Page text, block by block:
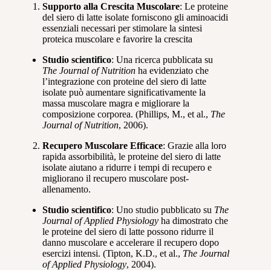
Supporto alla Crescita Muscolare: Le proteine
del siero di latte isolate forniscono gli aminoacidi
essenziali necessari per stimolare la sintesi
proteica muscolare e favorire la crescita
Studio scientifico: Una ricerca pubblicata su
The Journal of Nutrition ha evidenziato che
l’integrazione con proteine del siero di latte
isolate può aumentare significativamente la
massa muscolare magra e migliorare la
composizione corporea. (Phillips, M., et al., The
Journal of Nutrition, 2006).
Recupero Muscolare Efficace: Grazie alla loro
rapida assorbibilità, le proteine del siero di latte
isolate aiutano a ridurre i tempi di recupero e
migliorano il recupero muscolare post-
allenamento.
Studio scientifico: Uno studio pubblicato su The
Journal of Applied Physiology ha dimostrato che
le proteine del siero di latte possono ridurre il
danno muscolare e accelerare il recupero dopo
esercizi intensi. (Tipton, K.D., et al., The Journal
of Applied Physiology, 2004).